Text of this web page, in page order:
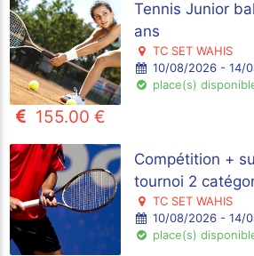
Tennis Junior
ans
TC SET WAHIS
10/08/2026 - 14/
place(s)
155.00 €
Compétition +
tournoi 2
TC SET WAHIS
10/08/2026 - 14/
place(s)